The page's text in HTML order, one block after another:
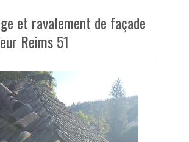
et ravalement de façade
Reims 51